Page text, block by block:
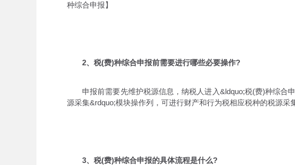
种综合申报】
2、税(费)种综合申报前需要进行哪些必要操作?
申报前需要先维护税源信息，纳税人进入&ldquo;税(费)种综合
源采集&rdquo;模块操作列，可进行财产和行为税相应税种的税源采
3、税(费)种综合申报的具体流程是什么?